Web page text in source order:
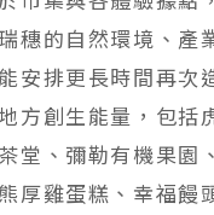
穗的自然環境、產
安排更長時間再次
方創生能量，包括
堂、彌勒有機果園
厚雞蛋糕、幸福饅